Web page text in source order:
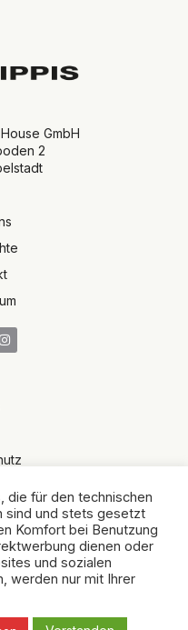
GmbH
2
die für den technischen
sind und stets gesetzt
Komfort bei Benutzung
dienen oder
und sozialen
werden nur mit Ihrer